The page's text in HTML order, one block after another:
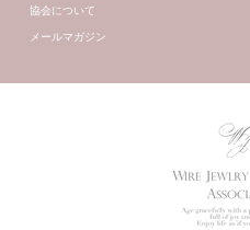
協会について
メールマガジン